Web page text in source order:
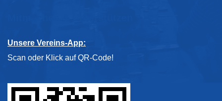
Unsere Vereins-App:
Scan oder Klick auf QR-Code!